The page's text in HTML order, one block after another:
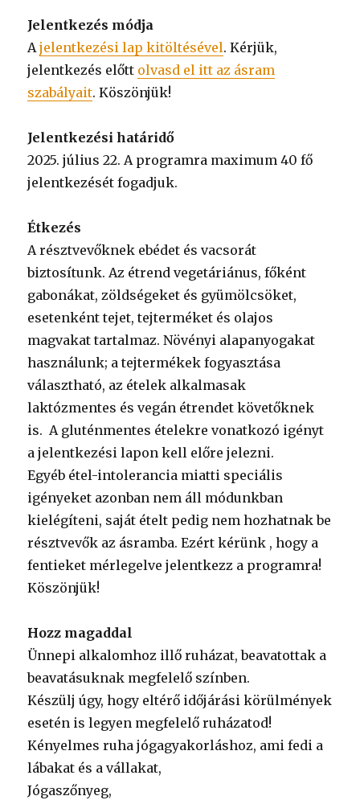
Jelentkezés módja
Ajelentkezési lap kitöltésével. Kérjük,
jelentkezés előtt olvasd el itt az ásram
szabályait. Köszönjük!
Jelentkezési határidő
2025. július 22. A programra maximum 40 fő
jelentkezését fogadjuk.
Étkezés
A résztvevőknek ebédet és vacsorát
biztosítunk. Az étrend vegetáriánus, főként
gabonákat, zöldségeket és gyümölcsöket,
esetenként tejet, tejterméket és olajos
magvakat tartalmaz. Növényi alapanyogakat
használunk; a tejtermékek fogyasztása
választható, az ételek alkalmasak
laktózmentes és vegán étrendet követőknek
is. A gluténmentes ételekre vonatkozó igényt
a jelentkezési lapon kell előre jelezni.
Egyéb étel-intolerancia miatti speciális
igényeket azonban nem áll módunkban
kielégíteni, saját ételt pedig nem hozhatnak be
résztvevők az ásramba. Ezért kérünk , hogy a
fentieket mérlegelve jelentkezz a programra!
Köszönjük!
Hozz magaddal
Ünnepi alkalomhoz illő ruházat, beavatottak a
beavatásuknak megfelelő színben.
Készülj úgy, hogy eltérő időjárási körülmények
esetén is legyen megfelelő ruházatod!
Kényelmes ruha jógagyakorláshoz, ami fedi a
lábakat és a vállakat,
Jógaszőnyeg,